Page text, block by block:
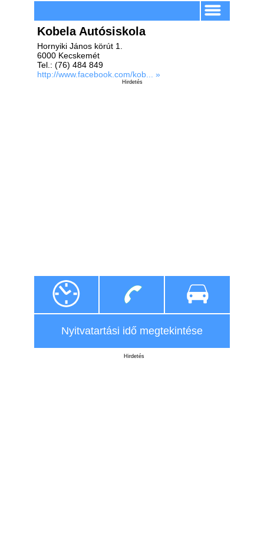
Kobela Autósiskola
Hornyiki János körút 1.
6000 Kecskemét
Tel.: (76) 484 849
http://www.facebook.com/kob... »
Hirdetés
Nyitvatartási idő megtekintése
Hirdetés